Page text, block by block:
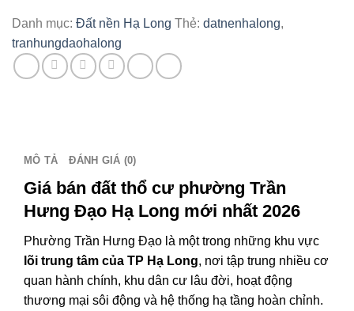
thổ
phường
Trần
mới
nhất
2026
lượng
Danh mục: Đất nền Hạ Long Thẻ: datnenhalong,
tranhungdaohalong
MÔ TẢ ĐÁNH GIÁ (0)
Giá bán đất thổ cư phường Trần
Hưng Đạo Hạ Long mới nhất 2026
Phường Trần Hưng Đạo là một trong những khu vực
lõi trung tâm của TP Hạ Long, nơi tập trung nhiều cơ
quan hành chính, khu dân cư lâu đời, hoạt động
thương mại sôi động và hệ thống hạ tầng hoàn chỉnh.